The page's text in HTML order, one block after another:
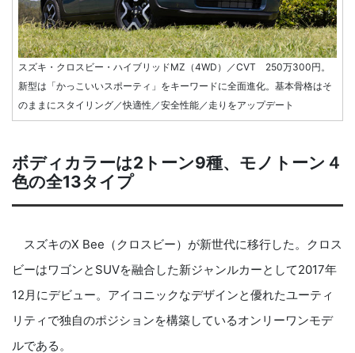
スズキ・クロスビー・ハイブリッドMZ（4WD）／CVT 250万300円。
新型は「かっこいいスポーティ」をキーワードに全面進化。基本骨格はそ
のままにスタイリング／快適性／安全性能／走りをアップデート
ボディカラーは2トーン9種、モノトーン４
色の全13タイプ
スズキのX Bee（クロスビー）が新世代に移行した。クロス
ビーはワゴンとSUVを融合した新ジャンルカーとして2017年
12月にデビュー。アイコニックなデザインと優れたユーティ
リティで独自のポジションを構築しているオンリーワンモデ
ルである。